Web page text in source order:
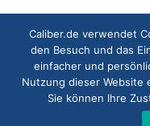
Copyright ©
Caliber.de verwendet
den Besuch und das
einfacher und
Nutzung dieser Website
Sie können Ihre